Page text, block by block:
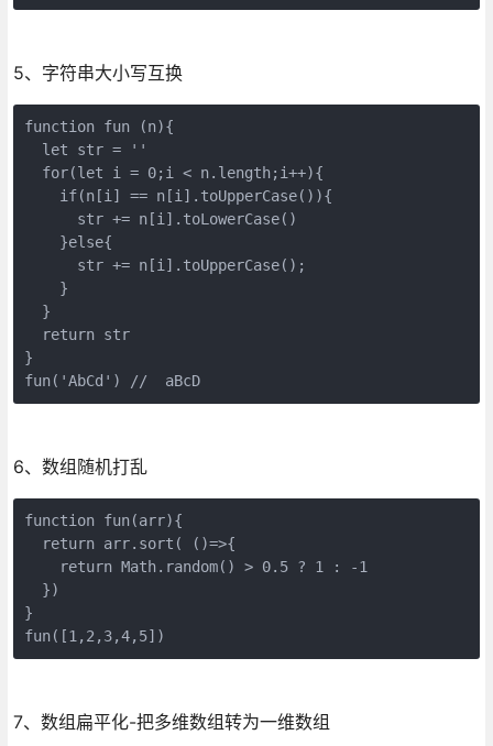
5、字符串大小写互换
function fun (n){
  let str = ''
  for(let i = 0;i < n.length;i++){
    if(n[i] == n[i].toUpperCase()){
      str += n[i].toLowerCase()
    }else{
      str += n[i].toUpperCase();
    }
  }
  return str
}
fun('AbCd') //  aBcD
6、数组随机打乱
function fun(arr){
  return arr.sort( ()=>{
    return Math.random() > 0.5 ? 1 : -1
  })
}
fun([1,2,3,4,5])
7、数组扁平化-把多维数组转为一维数组